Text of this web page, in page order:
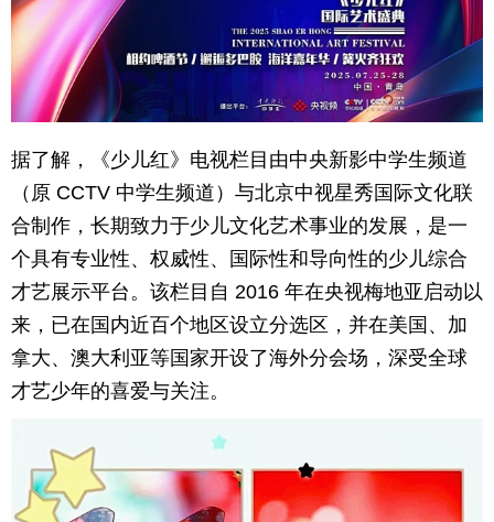
儿
旅
游
游
讯
财
文
据了解，《少儿红》电视栏目由中央新影中学生频道
（原 CCTV 中学生频道）与北京中视星秀国际文化联
合制作，长期致力于少儿文化艺术事业的发展，是一
个具有专业性、权威性、国际性和导向性的少儿综合
才艺展示平台。该栏目自 2016 年在央视梅地亚启动以
来，已在国内近百个地区设立分选区，并在美国、加
拿大、澳大利亚等国家开设了海外分会场，深受全球
才艺少年的喜爱与关注。​